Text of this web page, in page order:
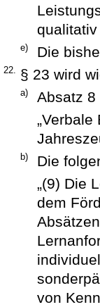
qualitativ
e) Die
22. § 23 wird
a)
Absatz 8
b)
Die
„(9) Die
dem
von